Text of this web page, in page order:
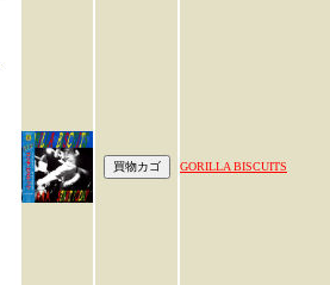
GORILLA BISCUITS